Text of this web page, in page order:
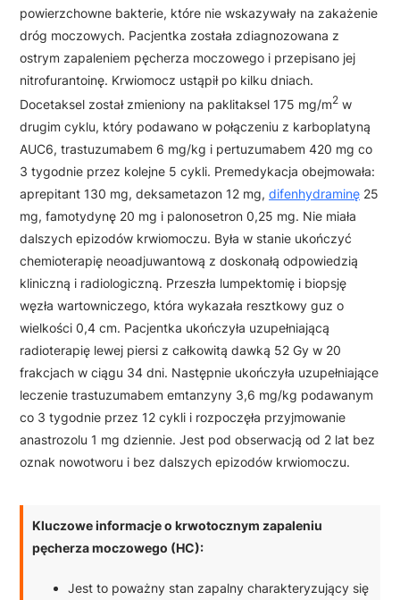
powierzchowne bakterie, które nie wskazywały na zakażenie
dróg moczowych. Pacjentka została zdiagnozowana z
ostrym zapaleniem pęcherza moczowego i przepisano jej
nitrofurantoinę. Krwiomocz ustąpił po kilku dniach.
Docetaksel został zmieniony na paklitaksel 175 mg/m2 w
drugim cyklu, który podawano w połączeniu z karboplatyną
AUC6, trastuzumabem 6 mg/kg i pertuzumabem 420 mg co
3 tygodnie przez kolejne 5 cykli. Premedykacja obejmowała:
aprepitant 130 mg, deksametazon 12 mg, difenhydraminę 25
mg, famotydynę 20 mg i palonosetron 0,25 mg. Nie miała
dalszych epizodów krwiomoczu. Była w stanie ukończyć
chemioterapię neoadjuwantową z doskonałą odpowiedzią
kliniczną i radiologiczną. Przeszła lumpektomię i biopsję
węzła wartowniczego, która wykazała resztkowy guz o
wielkości 0,4 cm. Pacjentka ukończyła uzupełniającą
radioterapię lewej piersi z całkowitą dawką 52 Gy w 20
frakcjach w ciągu 34 dni. Następnie ukończyła uzupełniające
leczenie trastuzumabem emtanzyny 3,6 mg/kg podawanym
co 3 tygodnie przez 12 cykli i rozpoczęła przyjmowanie
anastrozolu 1 mg dziennie. Jest pod obserwacją od 2 lat bez
oznak nowotworu i bez dalszych epizodów krwiomoczu.
Kluczowe informacje o krwotocznym zapaleniu
pęcherza moczowego (HC):
Jest to poważny stan zapalny charakteryzujący się